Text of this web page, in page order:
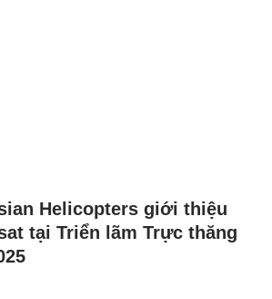
Helicopters giới thiệu
tại Triển lãm Trực thăng